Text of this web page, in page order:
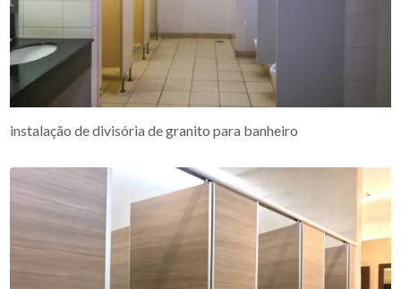
instalação de divisória de granito para banheiro